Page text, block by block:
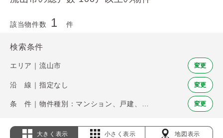
該当物件数 1 件
検索条件
エリア｜流山市 変更
沿 線｜指定なし 変更
変更
大きく表示 小さく表示 地図表示